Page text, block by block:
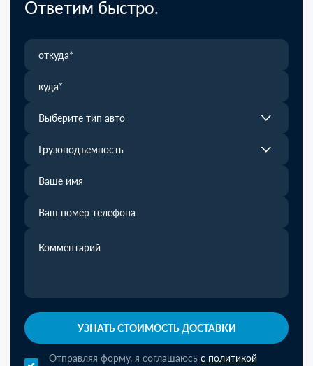
Ответим быстро.
Выберите тип авто
Грузоподъемность
УЗНАТЬ СТОИМОСТЬ ДОСТАВКИ
Отправляя форму, я соглашаюсь с политикой